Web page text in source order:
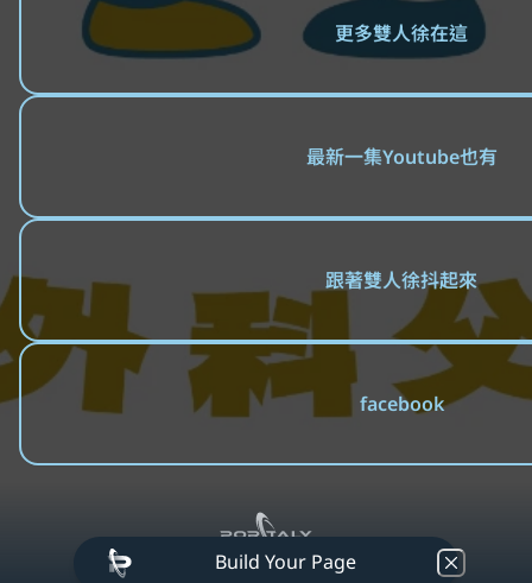
更多雙人徐在這
最新一集Youtube也有
跟著雙人徐抖起來
facebook
Build Your Page